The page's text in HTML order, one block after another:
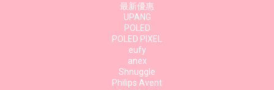
最新優惠
UPANG
POLED
POLED PIXEL
eufy
anex
Shnuggle
Philips Avent